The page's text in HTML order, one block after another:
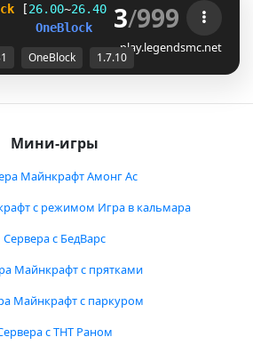
[26.00~26.40 ] & Java [ 1.7.10
SMP LifeSteal
3/999
play.legendsmc.net
OneBlock 1.7.10
Мини-игры
Майнкрафт Амонг Ас
с режимом Игра в кальмара
Сервера с БедВарс
Майнкрафт с прятками
Майнкрафт с паркуром
с ТНТ Раном